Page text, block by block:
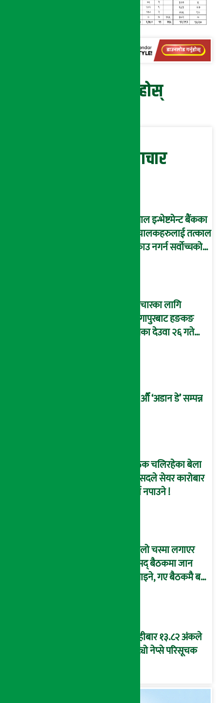
प्रतिक्रिया दिनुहोस्
सम्बन्धित समाचार
नेपाल इन्भेष्टमेन्ट बैंकका
संचालकहरुलाई तत्काल
पक्राउ नगर्न सर्वोच्चको
उपचारका लागि
सिंगापुरबाट हङकङ
पुगेका देउवा २६ गते
२१औँ ‘अडान डे’ सम्पन्न
बैठक चलिरहेका बेला
सांसदले सेयर कारोबार
गर्न नपाउने !
कालो चस्मा लगाएर
संसद् बैठकमा जान
नपाइने, गए बैठकमै बस्न
बिहीबार १३.८२ अंकले
घट्यो नेप्से परिसूचक